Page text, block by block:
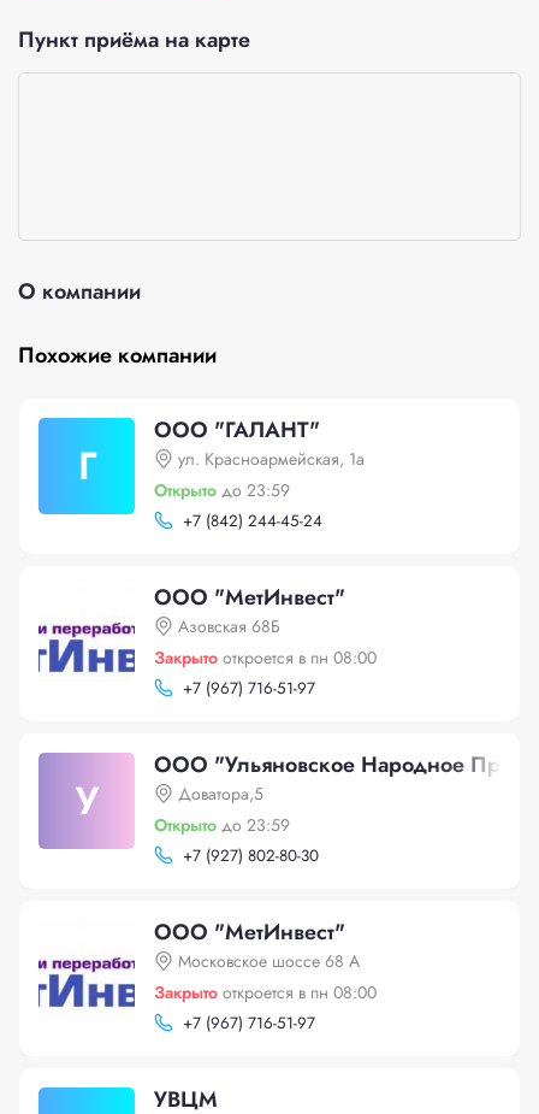
Пункт приёма на карте
О компании
Похожие компании
Г
ООО "ГАЛАНТ"
ул. Красноармейская, 1а
Открыто до 23:59
+7 (842) 244-45-24
ООО "МетИнвест"
Азовская 68Б
Закрыто откроется в пн 08:00
+7 (967) 716-51-97
У
ООО "Ульяновское Народное
Доватора,5
Открыто до 23:59
+7 (927) 802-80-30
ООО "МетИнвест"
Московское шоссе 68 А
Закрыто откроется в пн 08:00
+7 (967) 716-51-97
УВЦМ